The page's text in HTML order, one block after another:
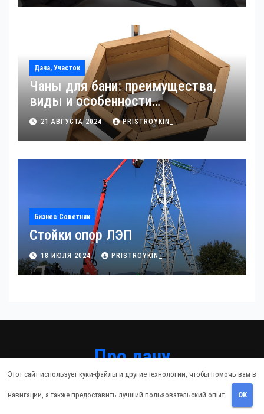
Дача, Участок
Чаны для бани: преимущества,
виды и особенности
использования
21 АВГУСТА 2024 PRISTROYKIN_
Бизнес Советник
Стойки опор ЛЭП
18 ИЮЛЯ 2024 PRISTROYKIN_
Про дачу
Советы владельцам
Этот сайт использует куки-файлы и другие технологии, чтобы помочь вам в
навигации, а также предоставить лучший пользовательский опыт. OK